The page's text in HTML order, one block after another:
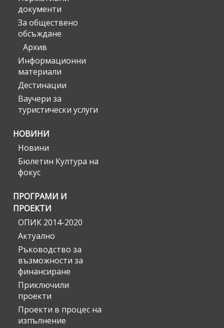
документи
За обществено
обсъждане
Архив
Информационни
материали
Дестинации
Ваучери за
туристически услуги
НОВИНИ
Новини
Бюлетин Култура на
фокус
ПРОГРАМИ И
ПРОЕКТИ
ОПИК 2014-2020
Актуално
Ръководство за
възможности за
финансиране
Приключили
проекти
Проекти в процес на
изпълнение